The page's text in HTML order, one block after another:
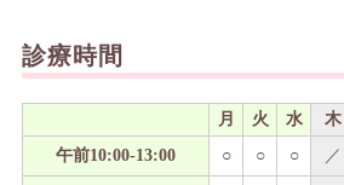
診療時間
月 火 水 木
午前10:00-13:00
○ ○ ○ ／